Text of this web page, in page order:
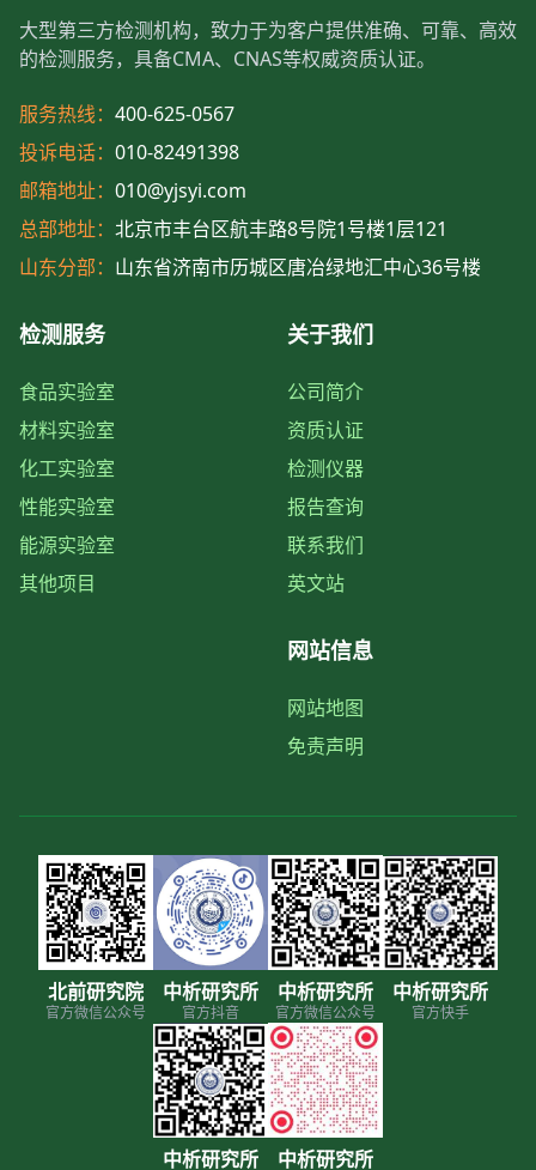
大型第三方检测机构，致力于为客户提供准确、可靠、高效
的检测服务，具备CMA、CNAS等权威资质认证。
服务热线： 400-625-0567
投诉电话： 010-82491398
邮箱地址： 010@yjsyi.com
总部地址： 北京市丰台区航丰路8号院1号楼1层121
山东分部： 山东省济南市历城区唐冶绿地汇中心36号楼
检测服务
食品实验室
材料实验室
化工实验室
性能实验室
能源实验室
其他项目
关于我们
公司简介
资质认证
检测仪器
报告查询
联系我们
英文站
网站信息
网站地图
免责声明
北前研究院
官方微信公众号
中析研究所
官方抖音
中析研究所
官方微信公众号
中析研究所
官方快手
中析研究所 中析研究所